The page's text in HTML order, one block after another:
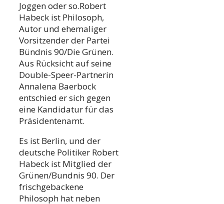
Joggen oder so.Robert
Habeck ist Philosoph,
Autor und ehemaliger
Vorsitzender der Partei
Bündnis 90/Die Grünen.
Aus Rücksicht auf seine
Double-Speer-Partnerin
Annalena Baerbock
entschied er sich gegen
eine Kandidatur für das
Präsidentenamt.
Es ist Berlin, und der
deutsche Politiker Robert
Habeck ist Mitglied der
Grünen/Bundnis 90. Der
frischgebackene
Philosoph hat neben